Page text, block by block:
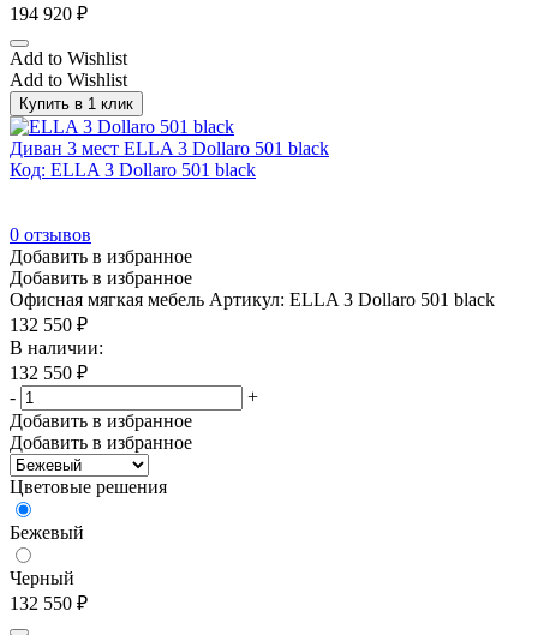
194 920 ₽
Add to Wishlist
Add to Wishlist
Купить в 1 клик
Диван 3 мест ELLA 3 Dollaro 501 black
Код: ELLA 3 Dollaro 501 black
0 отзывов
Добавить в избранное
Добавить в избранное
Офисная мягкая мебель Артикул: ELLA 3 Dollaro 501 black
132 550 ₽
В наличии:
132 550 ₽
-
+
Добавить в избранное
Добавить в избранное
Цветовые решения
Бежевый
Черный
132 550 ₽